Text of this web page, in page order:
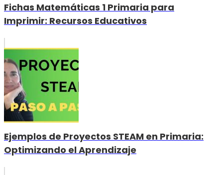
Fichas Matemáticas 1 Primaria para
Imprimir: Recursos Educativos
Ejemplos de Proyectos STEAM en Primaria:
Optimizando el Aprendizaje